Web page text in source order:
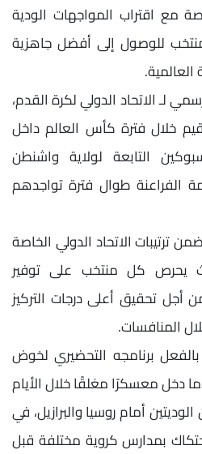
مع اقتراب المواجهات الودية
للوصول إلى أفضل جاهزية
لـ الاتحاد الدولي لكرة القدم،
خلال فترة كأس العالم داخل
التابعة لولاية واشنطن
الفراعنة طوال فترة تواجدهم
ترتيبات الاتحاد الدولي الخاصة
يحرص كل منتخب على توفير
أجل تحقيق أعلى درجات التركيز
المنافسات.
برنامجه التحضيري لخوض
دخل معسكرًا مغلقًا خلال الأيام
الوديتين أمام روسيا والبرازيل، في
بمدارس كروية مختلفة قبل